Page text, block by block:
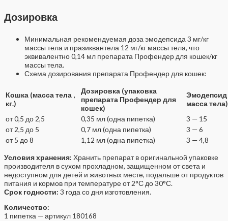
Дозировка
Минимальная рекомендуемая доза эмодепсида 3 мг/кг
массы тела и празиквантела 12 мг/кг массы тела, что
эквивалентно 0,14 мл препарата Профендер для кошек/кг
массы тела.
Схема дозирования препарата Профендер для кошек:
Кошка (масса тела ,
кг.)
Дозировка (упаковка
препарата Профендер для
кошек)
Эмодепсид
масса тела)
от 0,5 до 2,5
0,35 мл (одна пипетка)
3 — 15
от 2,5 до 5
0,7 мл (одна пипетка)
3 — 6
от 5 до 8
1,12 мл (одна пипетка)
3 — 4,8
Условия хранения: Хранить препарат в оригинальной упаковке
производителя в сухом прохладном, защищенном от света и
недоступном для детей и животных месте, подальше от продуктов
питания и кормов при температуре от 2°С до 30°С.
Срок годности: 3 года со дня изготовления.
Количество:
1 пипетка — артикул 180168